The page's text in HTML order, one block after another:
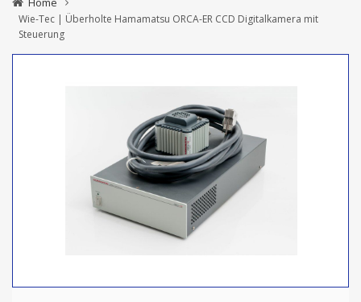
Wie-Tec | Überholte Hamamatsu ORCA-ER CCD Digitalkamera mit
Steuerung